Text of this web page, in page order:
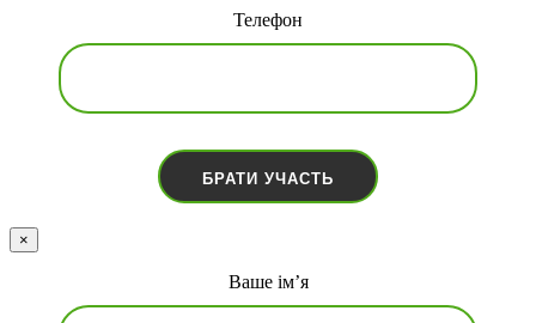
Телефон
×
Ваше ім’я